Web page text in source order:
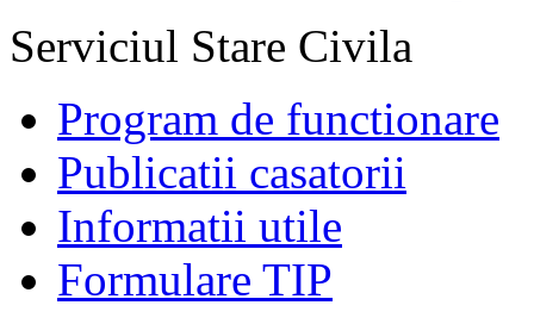
Serviciul Stare Civila
Program de functionare
Publicatii casatorii
Informatii utile
Formulare TIP